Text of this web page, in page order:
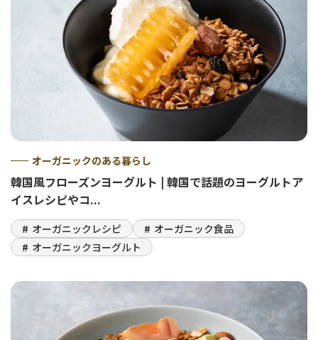
オーガニックのある暮らし
韓国風フローズンヨーグルト | 韓国で話題のヨーグルトア
イスレシピやコ...
オーガニックレシピ
オーガニック食品
オーガニックヨーグルト